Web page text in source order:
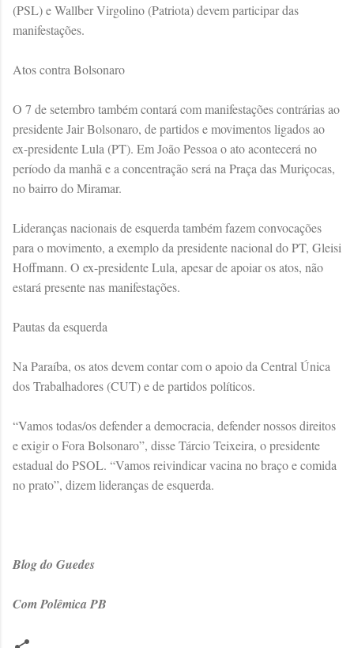
(PSL) e Wallber Virgolino (Patriota) devem participar das
manifestações.
Atos contra Bolsonaro
O 7 de setembro também contará com manifestações contrárias ao
presidente Jair Bolsonaro, de partidos e movimentos ligados ao
ex-presidente Lula (PT). Em João Pessoa o ato acontecerá no
período da manhã e a concentração será na Praça das Muriçocas,
no bairro do Miramar.
Lideranças nacionais de esquerda também fazem convocações
para o movimento, a exemplo da presidente nacional do PT, Gleisi
Hoffmann. O ex-presidente Lula, apesar de apoiar os atos, não
estará presente nas manifestações.
Pautas da esquerda
Na Paraíba, os atos devem contar com o apoio da Central Única
dos Trabalhadores (CUT) e de partidos políticos.
“Vamos todas/os defender a democracia, defender nossos direitos
e exigir o Fora Bolsonaro”, disse Tárcio Teixeira, o presidente
estadual do PSOL. “Vamos reivindicar vacina no braço e comida
no prato”, dizem lideranças de esquerda.
Blog do Guedes
Com Polêmica PB